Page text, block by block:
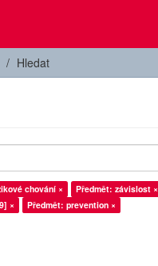
Hledat
chování × Předmět: závislost ×
× Předmět: prevention ×